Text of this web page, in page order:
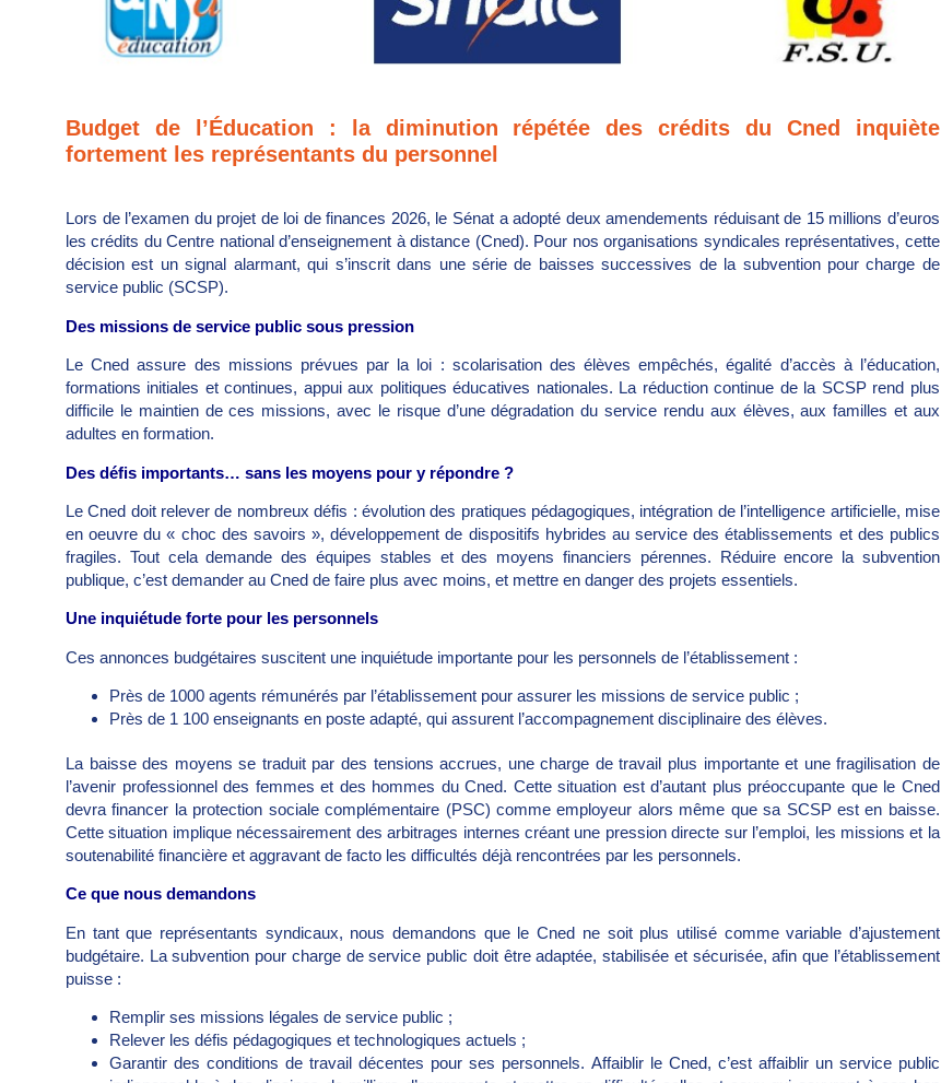
Budget de l’Éducation : la diminution répétée des crédits du Cned inquiète
fortement les représentants du personnel
Lors de l’examen du projet de loi de finances 2026, le Sénat a adopté deux amendements réduisant de 15 millions d’euros
les crédits du Centre national d’enseignement à distance (Cned). Pour nos organisations syndicales représentatives, cette
décision est un signal alarmant, qui s’inscrit dans une série de baisses successives de la subvention pour charge de
service public (SCSP).
Des missions de service public sous pression
Le Cned assure des missions prévues par la loi : scolarisation des élèves empêchés, égalité d’accès à l’éducation,
formations initiales et continues, appui aux politiques éducatives nationales. La réduction continue de la SCSP rend plus
difficile le maintien de ces missions, avec le risque d’une dégradation du service rendu aux élèves, aux familles et aux
adultes en formation.
Des défis importants… sans les moyens pour y répondre ?
Le Cned doit relever de nombreux défis : évolution des pratiques pédagogiques, intégration de l’intelligence artificielle, mise
en oeuvre du « choc des savoirs », développement de dispositifs hybrides au service des établissements et des publics
fragiles. Tout cela demande des équipes stables et des moyens financiers pérennes. Réduire encore la subvention
publique, c’est demander au Cned de faire plus avec moins, et mettre en danger des projets essentiels.
Une inquiétude forte pour les personnels
Ces annonces budgétaires suscitent une inquiétude importante pour les personnels de l’établissement :
Près de 1000 agents rémunérés par l’établissement pour assurer les missions de service public ;
Près de 1 100 enseignants en poste adapté, qui assurent l’accompagnement disciplinaire des élèves.
La baisse des moyens se traduit par des tensions accrues, une charge de travail plus importante et une fragilisation de
l’avenir professionnel des femmes et des hommes du Cned. Cette situation est d’autant plus préoccupante que le Cned
devra financer la protection sociale complémentaire (PSC) comme employeur alors même que sa SCSP est en baisse.
Cette situation implique nécessairement des arbitrages internes créant une pression directe sur l’emploi, les missions et la
soutenabilité financière et aggravant de facto les difficultés déjà rencontrées par les personnels.
Ce que nous demandons
En tant que représentants syndicaux, nous demandons que le Cned ne soit plus utilisé comme variable d’ajustement
budgétaire. La subvention pour charge de service public doit être adaptée, stabilisée et sécurisée, afin que l’établissement
puisse :
Remplir ses missions légales de service public ;
Relever les défis pédagogiques et technologiques actuels ;
Garantir des conditions de travail décentes pour ses personnels. Affaiblir le Cned, c’est affaiblir un service public